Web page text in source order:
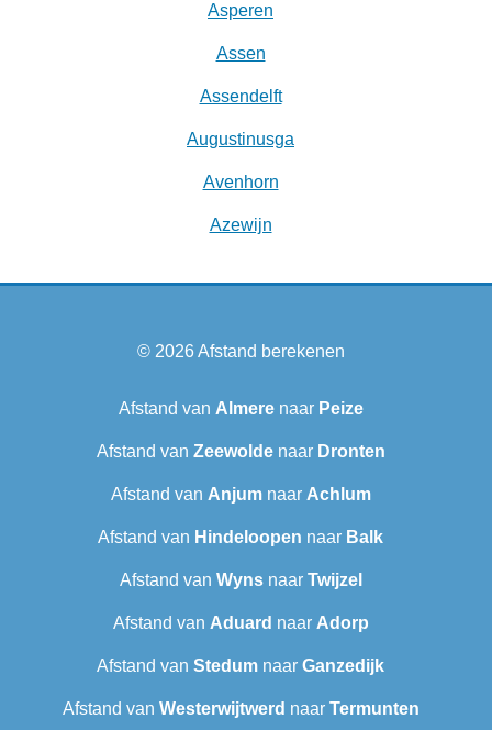
Asperen
Assen
Assendelft
Augustinusga
Avenhorn
Azewijn
© 2026Afstand berekenen
Afstand van Almerenaar Peize
Afstand van Zeewoldenaar Dronten
Afstand van Anjumnaar Achlum
Afstand van Hindeloopen naar Balk
Afstand van Wynsnaar Twijzel
Afstand van Aduard naar Adorp
Afstand van Stedum naar Ganzedijk
Afstand van Westerwijtwerd naar Termunten